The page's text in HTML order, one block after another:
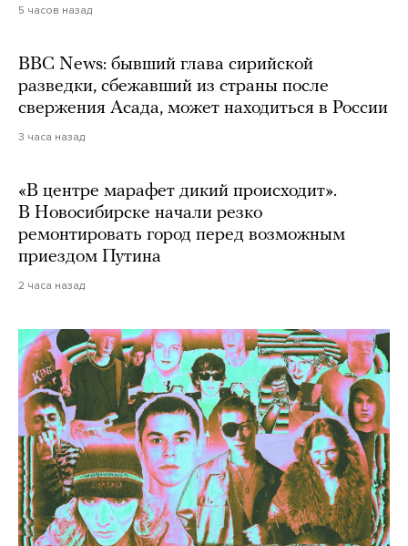
5 часов назад
BBC News: бывший глава сирийской
разведки, сбежавший из страны после
свержения Асада, может находиться в России
3 часа назад
«В центре марафет дикий происходит».
В Новосибирске начали резко
ремонтировать город перед возможным
приездом Путина
2 часа назад